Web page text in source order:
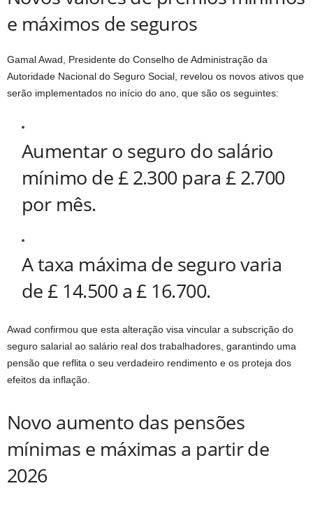
e máximos de seguros
Gamal Awad, Presidente do Conselho de Administração da
Autoridade Nacional do Seguro Social, revelou os novos ativos que
serão implementados no início do ano, que são os seguintes:
Aumentar o seguro do salário
mínimo de £ 2.300 para £ 2.700
por mês.
A taxa máxima de seguro varia
de £ 14.500 a £ 16.700.
Awad confirmou que esta alteração visa vincular a subscrição do
seguro salarial ao salário real dos trabalhadores, garantindo uma
pensão que reflita o seu verdadeiro rendimento e os proteja dos
efeitos da inflação.
Novo aumento das pensões
mínimas e máximas a partir de
2026